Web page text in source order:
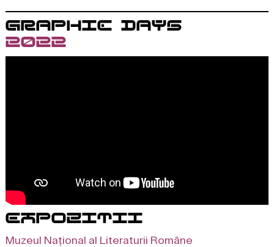
GRAPHIC DAYS
2022
EXPOZITII
Muzeul Național al Literaturii Române